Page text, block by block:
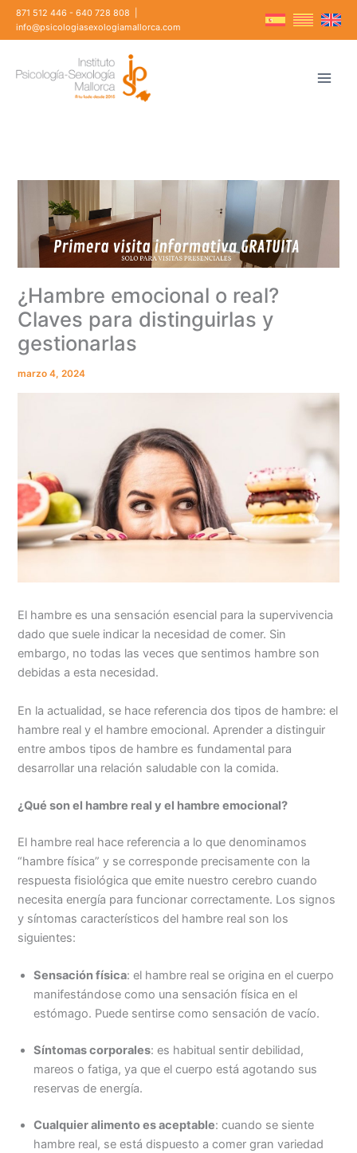
871 512 446 - 640 728 808
info@psicologiasexologiamallorca.com
¿Hambre emocional o real?
Claves para distinguirlas y
gestionarlas
marzo 4, 2024
El hambre es una sensación esencial para la supervivencia
dado que suele indicar la necesidad de comer. Sin
embargo, no todas las veces que sentimos hambre son
debidas a esta necesidad.
En la actualidad, se hace referencia dos tipos de hambre: el
hambre real y el hambre emocional. Aprender a distinguir
entre ambos tipos de hambre es fundamental para
desarrollar una relación saludable con la comida.
¿Qué son el hambre real y el hambre emocional?
El hambre real hace referencia a lo que denominamos
“hambre física” y se corresponde precisamente con la
respuesta fisiológica que emite nuestro cerebro cuando
necesita energía para funcionar correctamente. Los signos
y síntomas característicos del hambre real son los
siguientes:
Sensación física: el hambre real se origina en el cuerpo
manifestándose como una sensación física en el
estómago. Puede sentirse como sensación de vacío.
Síntomas corporales: es habitual sentir debilidad,
mareos o fatiga, ya que el cuerpo está agotando sus
reservas de energía.
Cualquier alimento es aceptable: cuando se siente
hambre real, se está dispuesto a comer gran variedad